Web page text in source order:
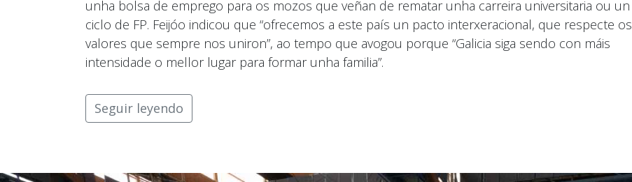
unha bolsa de emprego para os mozos que veñan de rematar unha carreira universitaria ou un
ciclo de FP. Feijóo indicou que “ofrecemos a este país un pacto interxeracional, que respecte os
valores que sempre nos uniron”, ao tempo que avogou porque “Galicia siga sendo con máis
intensidade o mellor lugar para formar unha familia”.
Seguir leyendo